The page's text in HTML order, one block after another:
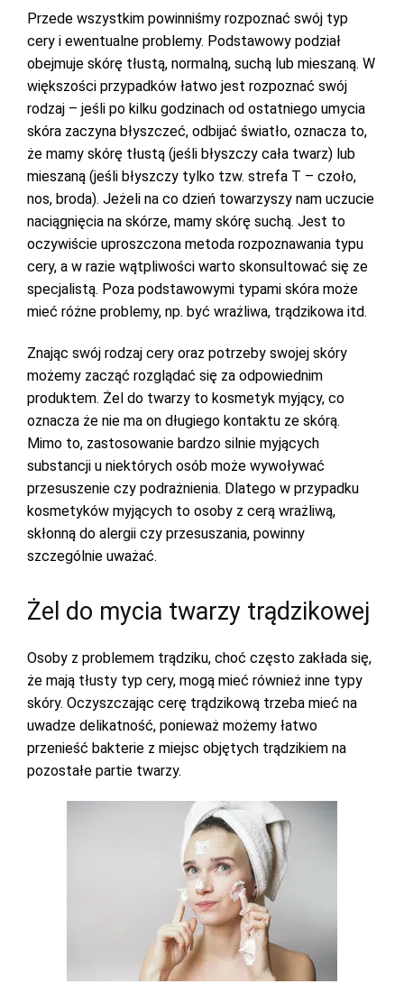
Przede wszystkim powinniśmy rozpoznać swój typ
cery i ewentualne problemy. Podstawowy podział
obejmuje skórę tłustą, normalną, suchą lub mieszaną. W
większości przypadków łatwo jest rozpoznać swój
rodzaj – jeśli po kilku godzinach od ostatniego umycia
skóra zaczyna błyszczeć, odbijać światło, oznacza to,
że mamy skórę tłustą (jeśli błyszczy cała twarz) lub
mieszaną (jeśli błyszczy tylko tzw. strefa T – czoło,
nos, broda). Jeżeli na co dzień towarzyszy nam uczucie
naciągnięcia na skórze, mamy skórę suchą. Jest to
oczywiście uproszczona metoda rozpoznawania typu
cery, a w razie wątpliwości warto skonsultować się ze
specjalistą. Poza podstawowymi typami skóra może
mieć różne problemy, np. być wrażliwa, trądzikowa itd.
Znając swój rodzaj cery oraz potrzeby swojej skóry
możemy zacząć rozglądać się za odpowiednim
produktem. Żel do twarzy to kosmetyk myjący, co
oznacza że nie ma on długiego kontaktu ze skórą.
Mimo to, zastosowanie bardzo silnie myjących
substancji u niektórych osób może wywoływać
przesuszenie czy podrażnienia. Dlatego w przypadku
kosmetyków myjących to osoby z cerą wrażliwą,
skłonną do alergii czy przesuszania, powinny
szczególnie uważać.
Żel do mycia twarzy trądzikowej
Osoby z problemem trądziku, choć często zakłada się,
że mają tłusty typ cery, mogą mieć również inne typy
skóry. Oczyszczając cerę trądzikową trzeba mieć na
uwadze delikatność, ponieważ możemy łatwo
przenieść bakterie z miejsc objętych trądzikiem na
pozostałe partie twarzy.